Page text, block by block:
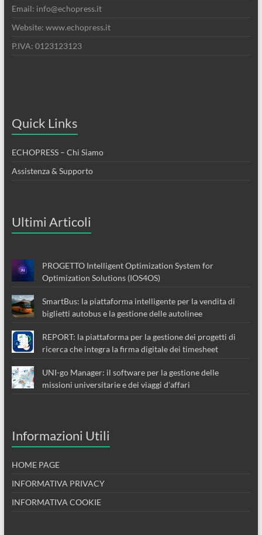
Email: info@echopress.it
Website: www.echopress.it
P.IVA: 0123123123
Quick Links
ECHOPRESS – Chi Siamo
Assistenza & Supporto
Ultimi Articoli
PROGETTO Intelligent Optimization System for
Optimization Solutions (IOS4OS)
SmartBus: la piattaforma intelligente per la vendita di
biglietti autobus e la gestione delle autolinee
REPORT: la piattaforma per la gestione dei progetti di
ricerca che integra la firma digitale dei timesheet
UNI-go Manager: il software per la gestione delle
missioni universitarie e dei viaggi d’affari
Informazioni Utili
HOME PAGE
INFORMATIVA PRIVACY
INFORMATIVA COOKIE